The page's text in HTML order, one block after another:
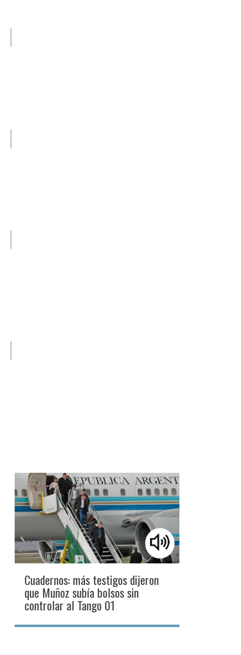
Cuadernos: más testigos dijeron
que Muñoz subía bolsos sin
controlar al Tango 01